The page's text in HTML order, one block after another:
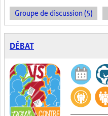
Groupe de discussion (5)
DÉBAT